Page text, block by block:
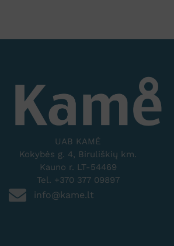
UAB KAMĖ
Kokybės g. 4, Biruliškių km.
Kauno r. LT-54469
Tel. +370 377 09897
info@kame.lt